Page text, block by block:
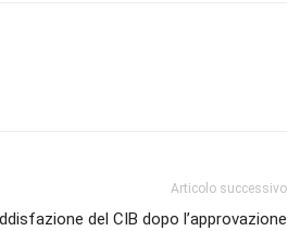
Articolo successivo
del CIB dopo l’approvazione